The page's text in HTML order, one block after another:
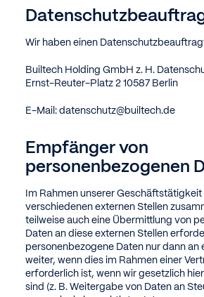
Wir haben einen
Builtech Holding GmbH z. H.
Ernst-Reuter-Platz 2 10587 Berlin
E-Mail: datenschutz@builtech.de
Empfänger von
personenbezogenen
Im Rahmen unserer
verschiedenen externen Stellen
teilweise auch eine Übermittlung von
Daten an diese externen Stellen
personenbezogene Daten nur dann an
weiter, wenn dies im Rahmen einer
erforderlich ist, wenn wir gesetzlich
sind (z. B. Weitergabe von Daten an